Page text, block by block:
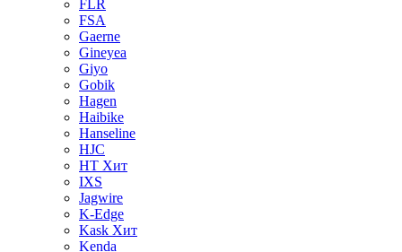
FLR
FSA
Gaerne
Gineyea
Giyo
Gobik
Hagen
Haibike
Hanseline
HJC
HT Хит
IXS
Jagwire
K-Edge
Kask Хит
Kenda